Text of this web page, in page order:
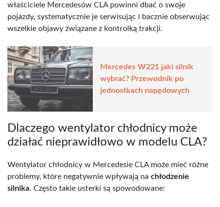
właściciele Mercedesów CLA powinni dbać o swoje
pojazdy, systematycznie je serwisując i bacznie obserwując
wszelkie objawy związane z kontrolką trakcji.
Mercedes W221 jaki silnik
wybrać? Przewodnik po
jednostkach napędowych
Dlaczego wentylator chłodnicy może
działać nieprawidłowo w modelu CLA?
Wentylator chłodnicy w Mercedesie CLA może mieć różne
problemy, które negatywnie wpływają na chłodzenie
silnika. Często takie usterki są spowodowane: